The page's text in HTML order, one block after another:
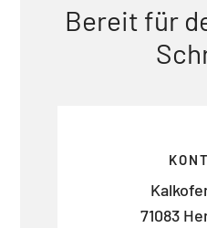
Bereit für
71083